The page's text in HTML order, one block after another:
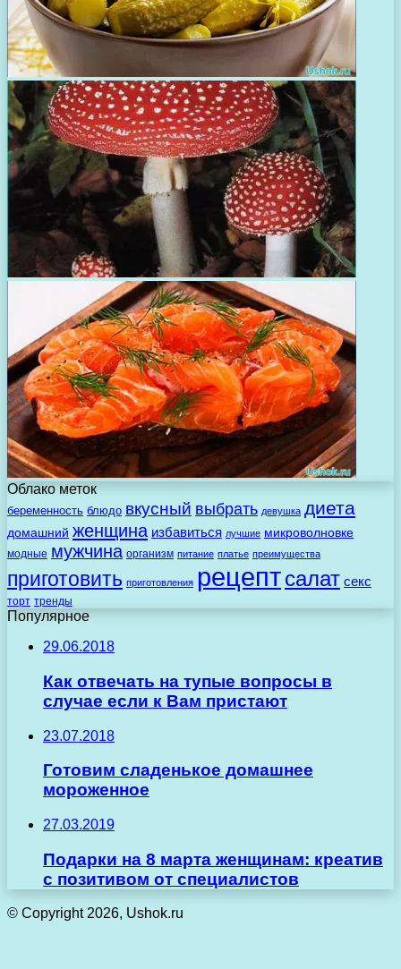
Облако меток
беременность блюдо вкусный выбрать девушка диета
домашний женщина избавиться лучшие микроволновке
модные мужчина организм питание платье преимущества
приготовить приготовления рецептсалат секс
торт тренды
Популярное
29.06.2018
Как отвечать на тупые вопросы в
случае если к Вам пристают
23.07.2018
Готовим сладенькое домашнее
мороженное
27.03.2019
Подарки на 8 марта женщинам: креатив
с позитивом от специалистов
© Copyright 2026, Ushok.ru